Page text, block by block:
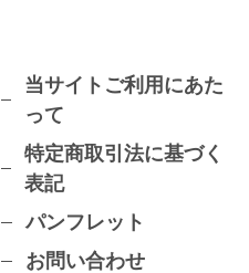
当サイトご利用にあた
って
特定商取引法に基づく
表記
パンフレット
お問い合わせ